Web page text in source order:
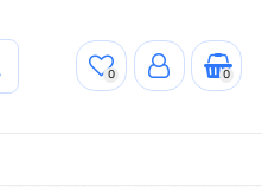
0 0